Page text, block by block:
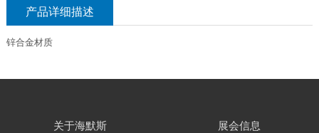
产品详细描述
锌合金材质
关于海默斯 展会信息